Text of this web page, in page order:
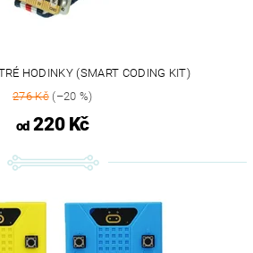
HODINKY (SMART CODING KIT)
276 Kč(–20 %)
od220 Kč